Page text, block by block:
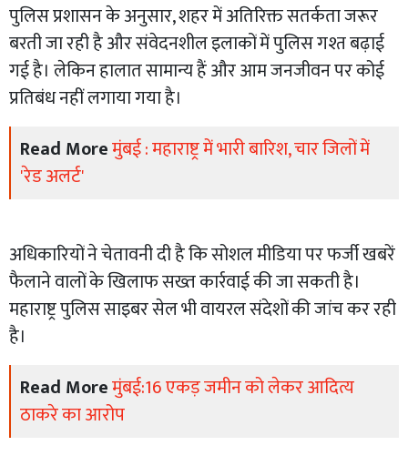
पुलिस प्रशासन के अनुसार, शहर में अतिरिक्त सतर्कता जरूर
बरती जा रही है और संवेदनशील इलाकों में पुलिस गश्त बढ़ाई
गई है। लेकिन हालात सामान्य हैं और आम जनजीवन पर कोई
प्रतिबंध नहीं लगाया गया है।
Read Moreमुंबई : महाराष्ट्र में भारी बारिश, चार जिलों में
'रेड अलर्ट'
अधिकारियों ने चेतावनी दी है कि सोशल मीडिया पर फर्जी खबरें
फैलाने वालों के खिलाफ सख्त कार्रवाई की जा सकती है।
महाराष्ट्र पुलिस साइबर सेल भी वायरल संदेशों की जांच कर रही
है।
Read Moreमुंबई:16 एकड़ जमीन को लेकर आदित्य
ठाकरे का आरोप